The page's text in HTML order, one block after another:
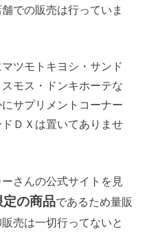
での販売は行っていま
ツモトキヨシ・サンド
モス・ドンキホーテな
サプリメントコーナー
ＤＸは置いてありませ
さんの公式サイトを見
定の商品であるため量販
売は一切行ってないと